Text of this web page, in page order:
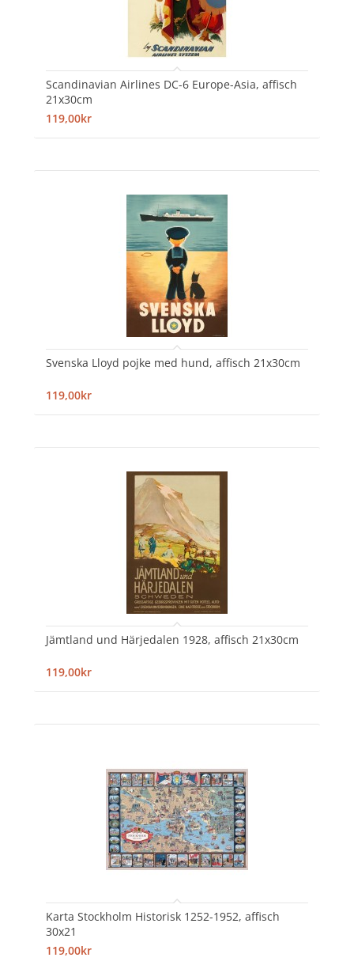
Scandinavian Airlines DC-6 Europe-Asia, affisch
21x30cm
119,00kr
Svenska Lloyd pojke med hund, affisch 21x30cm
119,00kr
Jämtland und Härjedalen 1928, affisch 21x30cm
119,00kr
Karta Stockholm Historisk 1252-1952, affisch
30x21
119,00kr